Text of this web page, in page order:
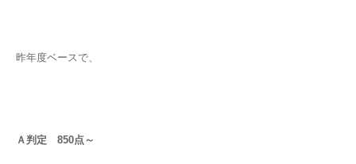
昨年度ベースで、
Ａ判定 850点～